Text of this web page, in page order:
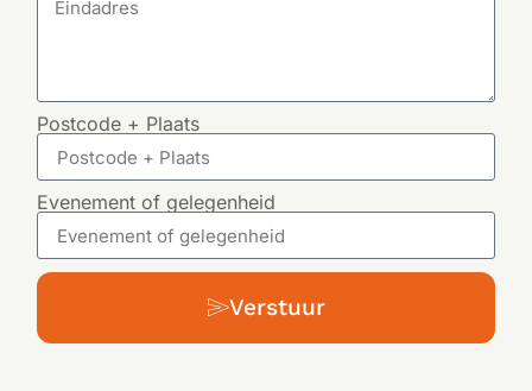
Postcode + Plaats
Evenement of gelegenheid
Verstuur